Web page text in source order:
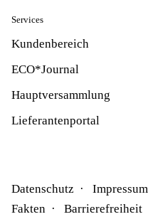
Services
Kundenbereich
ECO*Journal
Hauptversammlung
Lieferantenportal
Datenschutz Impressum
Fakten
Barrierefreiheit